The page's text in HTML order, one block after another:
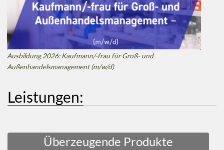
Ausbildung 2026: Kaufmann/-frau für Groß- und
Außenhandelsmanagement (m/w/d)
Leistungen:
Überzeugende Produkte